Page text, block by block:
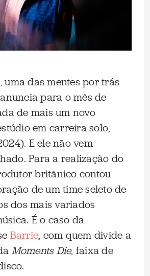
, uma das mentes por trás
para o mês de
de mais um novo
em carreira solo,
E ele não vem
Para a realização do
britânico contou
de um time seleto de
dos mais variados
É o caso da
Barrie, com quem divide a
Moments Die, faixa de